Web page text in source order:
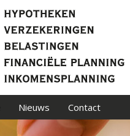
Nieuws Contact